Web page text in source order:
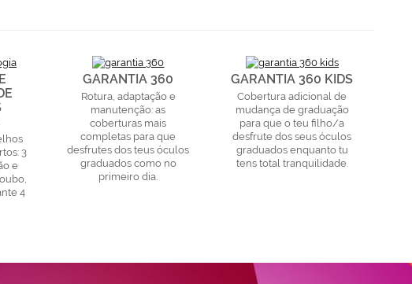
3
e
4
GARANTIA 360
Rotura, adaptação e
manutenção: as
coberturas mais
completas para que
desfrutes dos teus óculos
graduados como no
primeiro dia.
GARANTIA 360 KIDS
Cobertura adicional de
mudança de graduação
para que o teu filho/a
desfrute dos seus óculos
graduados enquanto tu
tens total tranquilidade.